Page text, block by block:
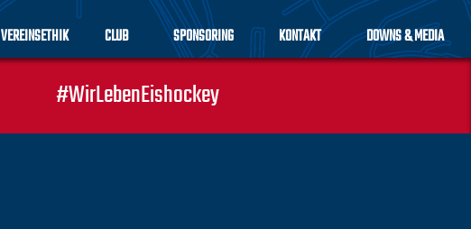
VEREINSETHIK CLUB SPONSORING KONTAKT DOWNS & MEDIA
#WirLebenEishockey